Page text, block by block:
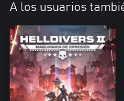
A los usuarios